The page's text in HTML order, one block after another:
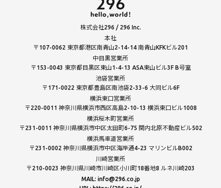
株式会社296 / 296 Inc.
本社
〒107-0062 東京都港区南青山2-14-14 南青山KFKビル201
中目黒営業所
〒153-0043 東京都目黒区東山1-4-13 ASA東山ビル3F B号室
池袋営業所
〒171-0022 東京都豊島区南池袋2-33-6 大同ビル6F
横浜東口営業所
〒220-0011 神奈川県横浜市西区高島2-10-13 横浜東口ビル1008
横浜桜木町営業所
〒231-0011 神奈川県横浜市中区太田町6-75 関内北原不動産ビル502
横浜馬車道営業所
〒231-0002 神奈川県横浜市中区海岸通4-23 マリンビルB002
川崎営業所
〒210-0023 神奈川県川崎市川崎区小川町18番地8 ルネ川崎203
MAIL: info@296.co.jp